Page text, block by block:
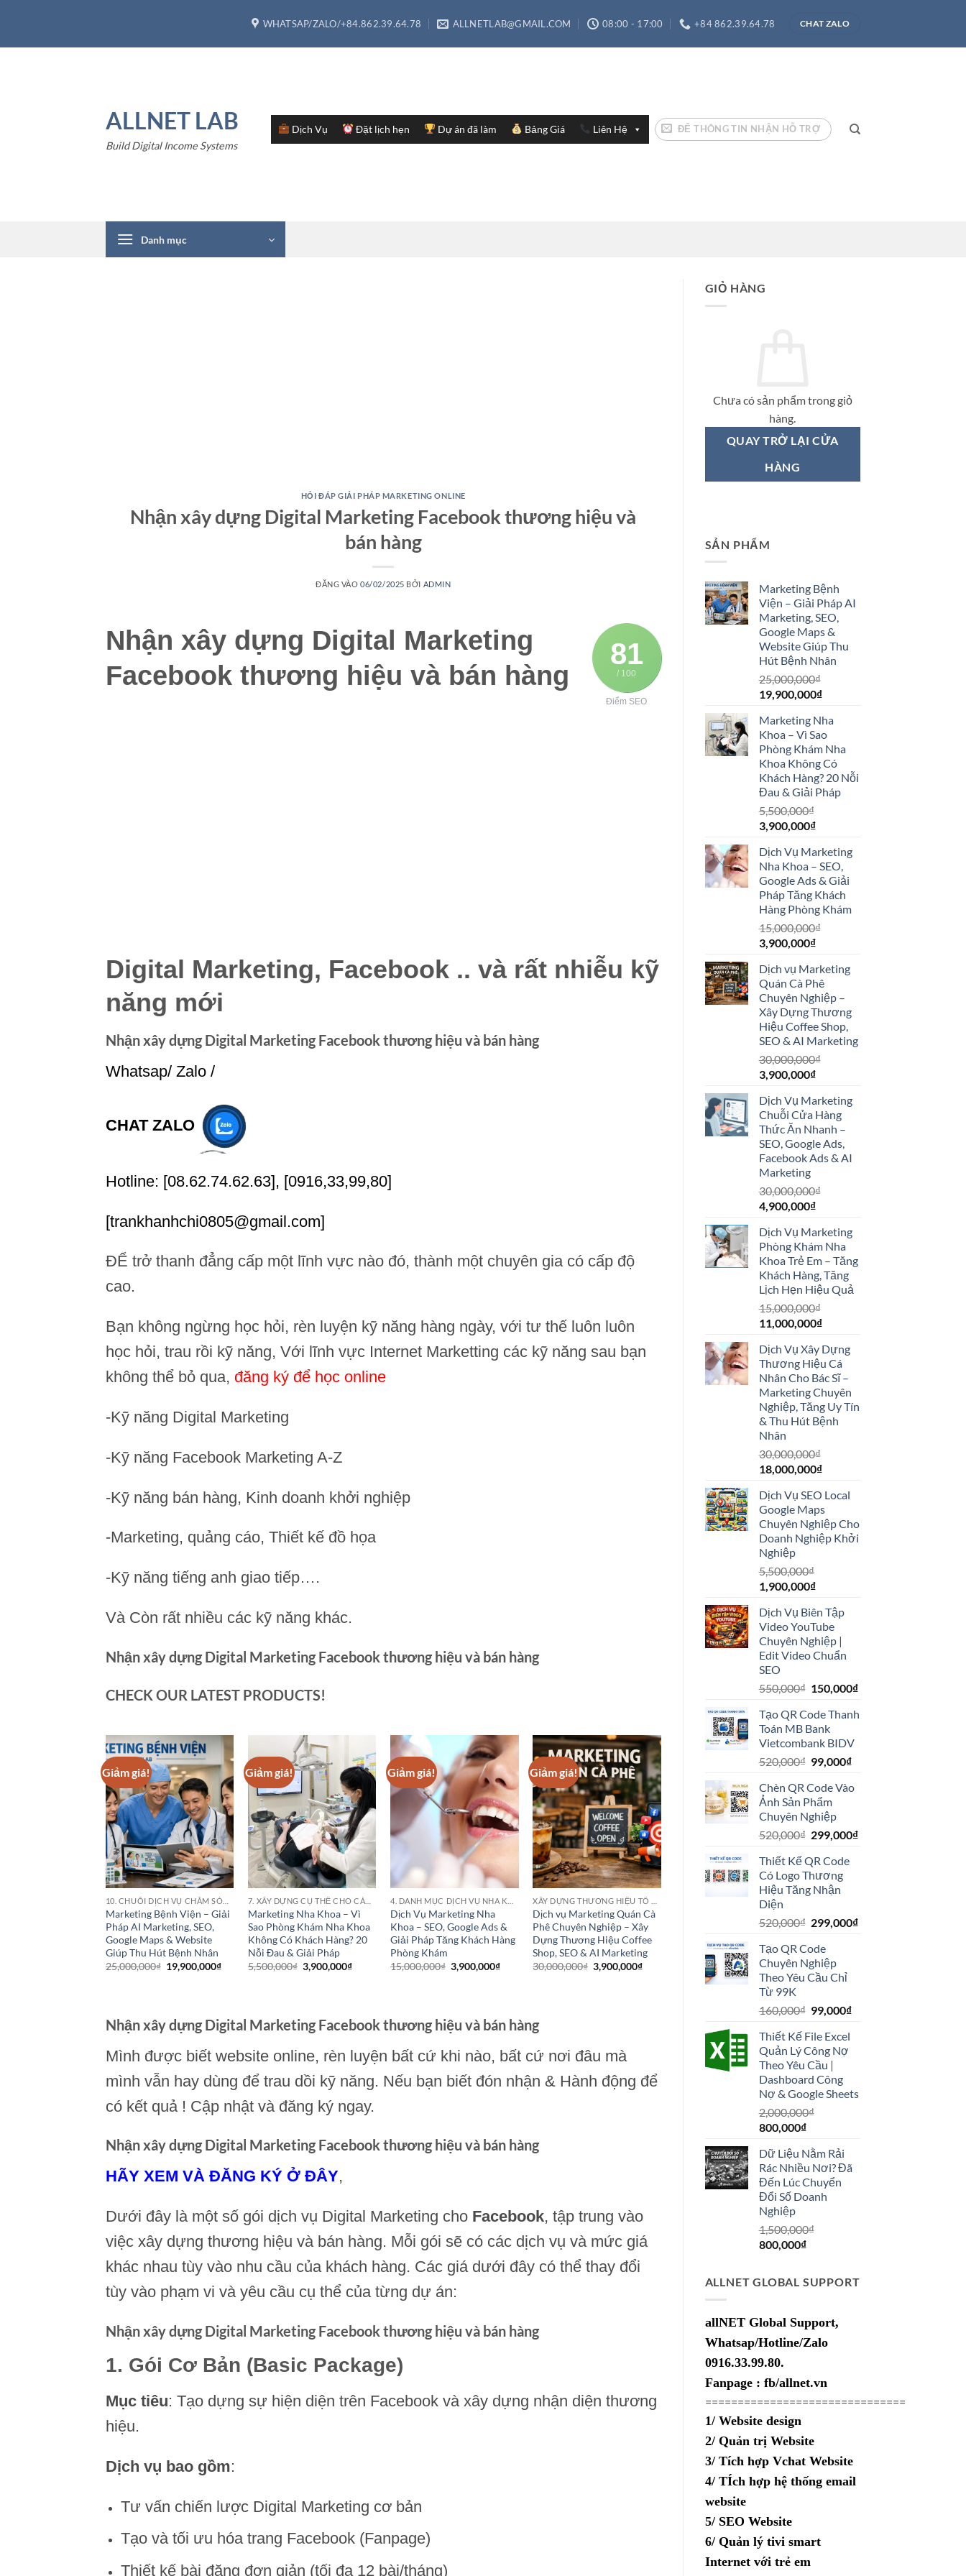
nội
WHATSAP/ZALO/+84.862.39.64.78 ALLNETLAB@GMAIL.COM 08:00 - 17:00 +84 862.39.64.78 CHAT ZALO
ALLNET LAB
Build Digital Income Systems
Dịch Vụ Đặt lịch hẹn Dự án đã làm Bảng Giá Liên Hệ ĐỂ THÔNG TIN NHẬN HỖ TRỢ
Danh mục
HỎI ĐÁP GIẢI PHÁP MARKETING ONLINE
Nhận xây dựng Digital Marketing Facebook thương hiệu và
bán hàng
ĐĂNG VÀO06/02/2025 BỞI ADMIN
81
/ 100
Điểm SEO
Nhận xây dựng Digital Marketing
Facebook thương hiệu và bán hàng
Digital Marketing, Facebook .. và rất nhiễu kỹ
năng mới
Nhận xây dựng Digital Marketing Facebook thương hiệu và bán hàng
Whatsap/ Zalo /
CHAT ZALO
Hotline: [08.62.74.62.63], [0916,33,99,80]
[trankhanhchi0805@gmail.com]
ĐỂ trở thanh đẳng cấp một lĩnh vực nào đó, thành một chuyên gia có cấp độ
cao.
Bạn không ngừng học hỏi, rèn luyện kỹ năng hàng ngày, với tư thế luôn luôn
học hỏi, trau rồi kỹ năng, Với lĩnh vực Internet Marketting các kỹ năng sau bạn
không thể bỏ qua, đăng ký để học online
-Kỹ năng Digital Marketing
-Kỹ năng Facebook Marketing A-Z
-Kỹ năng bán hàng, Kinh doanh khởi nghiệp
-Marketing, quảng cáo, Thiết kế đồ họa
-Kỹ năng tiếng anh giao tiếp….
Và Còn rất nhiều các kỹ năng khác.
Nhận xây dựng Digital Marketing Facebook thương hiệu và bán hàng
CHECK OUR LATEST PRODUCTS!
Giảm giá!
Marketing Bệnh Viện – Giải
Pháp AI Marketing, SEO,
Google Maps & Website
Giúp Thu Hút Bệnh Nhân
25,000,000₫ Giá
gốc
19,900,000₫Giá
Giảm giá!
Marketing Nha Khoa – Vì
Sao Phòng Khám Nha Khoa
Không Có Khách Hàng? 20
Nỗi Đau & Giải Pháp
5,500,000₫ Giá
gốc
3,900,000₫Giá
Giảm giá!
Dịch Vụ Marketing Nha
Khoa – SEO, Google Ads &
Giải Pháp Tăng Khách Hàng
Phòng Khám
15,000,000₫ Giá
gốc
3,900,000₫Giá
Giảm giá!
Dịch vụ Marketing Quán Cà
Phê Chuyên Nghiệp – Xây
Dựng Thương Hiệu Coffee
Shop, SEO & AI Marketing
30,000,000₫ Giá
gốc
3,900,000₫Giá
Nhận xây dựng Digital Marketing Facebook thương hiệu và bán hàng
Mình được biết website online, rèn luyện bất cứ khi nào, bất cứ nơi đâu mà
mình vẫn hay dùng để trau dồi kỹ năng. Nếu bạn biết đón nhận & Hành động để
có kết quả ! Cập nhật và đăng ký ngay.
Nhận xây dựng Digital Marketing Facebook thương hiệu và bán hàng
HÃY XEM VÀ ĐĂNG KÝ Ở ĐÂY,
Dưới đây là một số gói dịch vụ Digital Marketing cho Facebook, tập trung vào
việc xây dựng thương hiệu và bán hàng. Mỗi gói sẽ có các dịch vụ và mức giá
khác nhau tùy vào nhu cầu của khách hàng. Các giá dưới đây có thể thay đổi
tùy vào phạm vi và yêu cầu cụ thể của từng dự án:
Nhận xây dựng Digital Marketing Facebook thương hiệu và bán hàng
1. Gói Cơ Bản (Basic Package)
Mục tiêu: Tạo dựng sự hiện diện trên Facebook và xây dựng nhận diện thương
hiệu.
Dịch vụ bao gồm:
Tư vấn chiến lược Digital Marketing cơ bản
Tạo và tối ưu hóa trang Facebook (Fanpage)
Thiết kế bài đăng đơn giản (tối đa 12 bài/tháng)
GIỎ HÀNG
Chưa có sản phẩm trong giỏ
hàng.
QUAY TRỞ LẠI CỬA
HÀNG
SẢN PHẨM
Marketing Bệnh
Viện – Giải Pháp AI
Marketing, SEO,
Google Maps &
Website Giúp Thu
Hút Bệnh Nhân
25,000,000₫
Giá
là:
25,000,000₫.
19,900,000₫Giá
tại
là:
19,900,000₫.
Marketing Nha
Khoa – Vì Sao
Phòng Khám Nha
Khoa Không Có
Khách Hàng? 20 Nỗi
Đau & Giải Pháp
5,500,000₫
Giá
là:
5,500,000₫.
3,900,000₫Giá
tại
là:
3,900,000₫.
Dịch Vụ Marketing
Nha Khoa – SEO,
Google Ads & Giải
Pháp Tăng Khách
Hàng Phòng Khám
15,000,000₫
Giá
là:
15,000,000₫.
3,900,000₫Giá
tại
là:
3,900,000₫.
Dịch vụ Marketing
Quán Cà Phê
Chuyên Nghiệp –
Xây Dựng Thương
Hiệu Coffee Shop,
SEO & AI Marketing
30,000,000₫
Giá
là:
30,000,000₫.
3,900,000₫Giá
tại
là:
3,900,000₫.
Dịch Vụ Marketing
Chuỗi Cửa Hàng
Thức Ăn Nhanh –
SEO, Google Ads,
Facebook Ads & AI
Marketing
30,000,000₫
Giá
là:
30,000,000₫.
4,900,000₫Giá
tại
là:
4,900,000₫.
Dịch Vụ Marketing
Phòng Khám Nha
Khoa Trẻ Em – Tăng
Khách Hàng, Tăng
Lịch Hẹn Hiệu Quả
15,000,000₫
Giá
là:
15,000,000₫.
11,000,000₫Giá
tại
là:
11,000,000₫.
Dịch Vụ Xây Dựng
Thương Hiệu Cá
Nhân Cho Bác Sĩ –
Marketing Chuyên
Nghiệp, Tăng Uy Tín
& Thu Hút Bệnh
Nhân
30,000,000₫
Giá
là:
30,000,000₫.
18,000,000₫Giá
tại
là:
18,000,000₫.
Dịch Vụ SEO Local
Google Maps
Chuyên Nghiệp Cho
Doanh Nghiệp Khởi
Nghiệp
5,500,000₫
Giá
là:
5,500,000₫.
1,900,000₫Giá
tại
là:
1,900,000₫.
Dịch Vụ Biên Tập
Video YouTube
Chuyên Nghiệp |
Edit Video Chuẩn
SEO
550,000₫ Giá
là:
550,000₫.
150,000₫Giá
tại
Tạo QR Code Thanh
Toán MB Bank
Vietcombank BIDV
520,000₫ Giá
là:
520,000₫.
99,000₫Giá
tại
Chèn QR Code Vào
Ảnh Sản Phẩm
Chuyên Nghiệp
520,000₫ Giá
là:
520,000₫.
299,000₫Giá
Thiết Kế QR Code
Có Logo Thương
Hiệu Tăng Nhận
Diện
520,000₫ Giá
là:
520,000₫.
299,000₫Giá
Tạo QR Code
Chuyên Nghiệp
Theo Yêu Cầu Chỉ
Từ 99K
160,000₫ Giá
là:
160,000₫.
99,000₫Giá
Thiết Kế File Excel
Quản Lý Công Nợ
Theo Yêu Cầu |
Dashboard Công
Nợ & Google Sheets
2,000,000₫
Giá
là:
2,000,000₫.
800,000₫Giá
tại
là:
800,000₫.
Dữ Liệu Nằm Rải
Rác Nhiều Nơi? Đã
Đến Lúc Chuyển
Đổi Số Doanh
Nghiệp
1,500,000₫
Giá
1,500,000₫.
800,000₫Giá
là:
ALLNET GLOBAL SUPPORT
allNET Global Support,
Whatsap/Hotline/Zalo
0916.33.99.80.
Fanpage : fb/allnet.vn
===============================
1/ Website design
2/ Quản trị Website
3/ Tích hợp Vchat Website
4/ TÍch hợp hệ thống email
website
5/ SEO Website
6/ Quản lý tivi smart
Internet với trẻ em